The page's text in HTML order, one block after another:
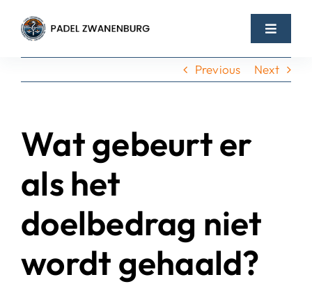
Toggle
Het initiatief
Over ons
Previous Next
Wat gebeurt er
als het
doelbedrag niet
wordt gehaald?